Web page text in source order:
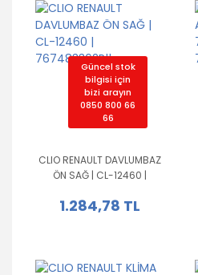
Güncel stok
bilgisi için
bizi arayın
0850 800 66
66
CLIO RENAULT DAVLUMBAZ
ÖN SAĞ | CL-12460 |
1.284,78 TL